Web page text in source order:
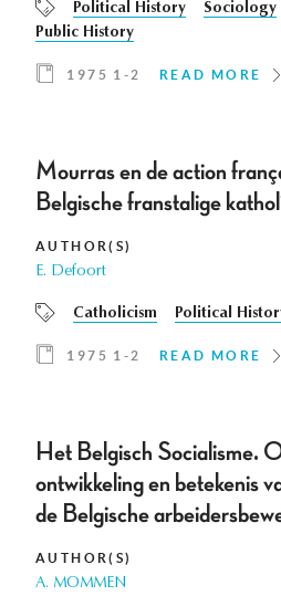
Political History Sociology
Public History
1975 1-2 READ MORE
Mourras en de action
Belgische franstalige
AUTHOR(S)
E. Defoort
Catholicism Political
1975 1-2 READ MORE
Het Belgisch Socialisme.
ontwikkeling en betekenis
de Belgische
AUTHOR(S)
A. MOMMEN